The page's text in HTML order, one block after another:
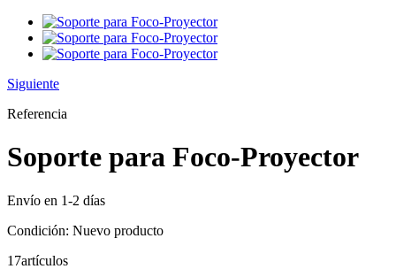
Siguiente
Referencia
Soporte para Foco-Proyector
Envío en 1-2 días
Condición: Nuevo producto
17artículos